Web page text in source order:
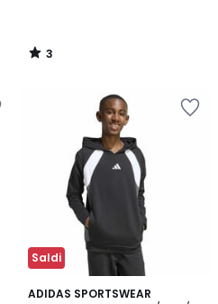
3
/
Saldi
ADIDAS SPORTSWEAR